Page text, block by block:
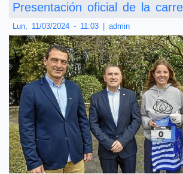
Presentación oficial de la
Lun, 11/03/2024 - 11:03| admin